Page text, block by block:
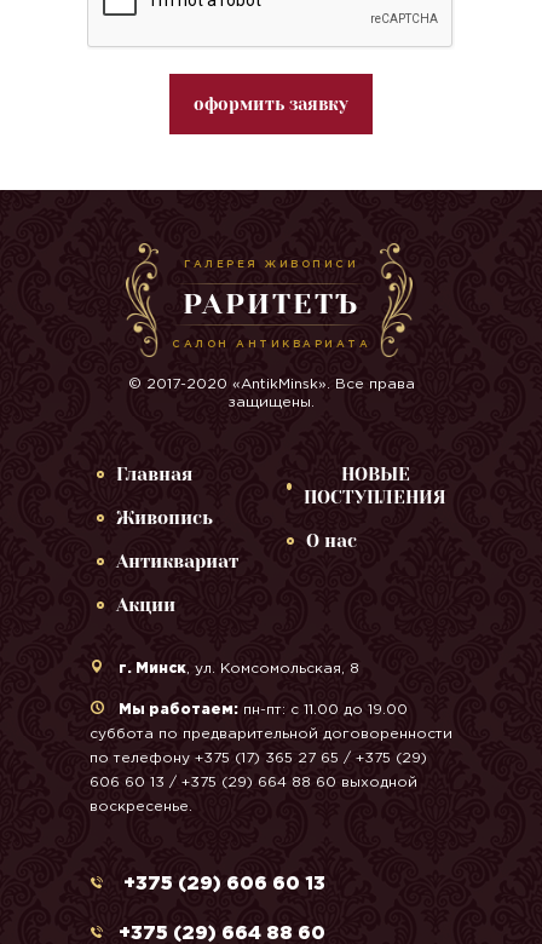
оформить заявку
ГАЛЕРЕЯ ЖИВОПИСИ
РАРИТЕТЪ
САЛОН АНТИКВАРИАТА
© 2017-2020 «AntikMinsk». Все права
защищены.
Главная
Живопись
Антиквариат
Акции
НОВЫЕ
ПОСТУПЛЕНИЯ
О нас
г. Минск , ул. Комсомольская, 8
Мы работаем: пн-пт: с 11.00 до 19.00
суббота по предварительной договоренности
по телефону +375 (17) 365 27 65 / +375 (29)
606 60 13 / +375 (29) 664 88 60 выходной
воскресенье.
+375 (29) 606 60 13
+375 (29) 664 88 60